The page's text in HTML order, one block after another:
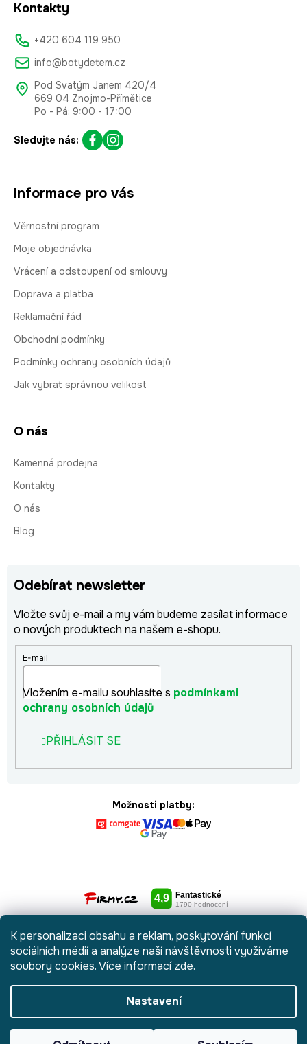
K personalizaci obsahu a reklam, poskytování funkcí
sociálních médií a analýze naší návštěvnosti využíváme
soubory cookies. Více informacízde.
Nastavení
Kontakty
+420 604 119 950
info@botydetem.cz
Pod Svatým Janem 420/4
669 04 Znojmo-Přímětice
Po - Pá: 9:00 - 17:00
Sledujte nás:
Informace pro vás
Věrnostní program
Moje objednávka
Vrácení a odstoupení od smlouvy
Doprava a platba
Reklamační řád
Obchodní podmínky
Podmínky ochrany osobních údajů
Jak vybrat správnou velikost
O nás
Kamenná prodejna
Kontakty
O nás
Blog
Odebírat newsletter
Vložte svůj e-mail a my vám budeme zasílat informace
o nových produktech na našem e-shopu.
E-mail
Vložením e-mailu souhlasíte s podmínkami
ochrany osobních údajů
PŘIHLÁSIT SE
Možnosti platby: